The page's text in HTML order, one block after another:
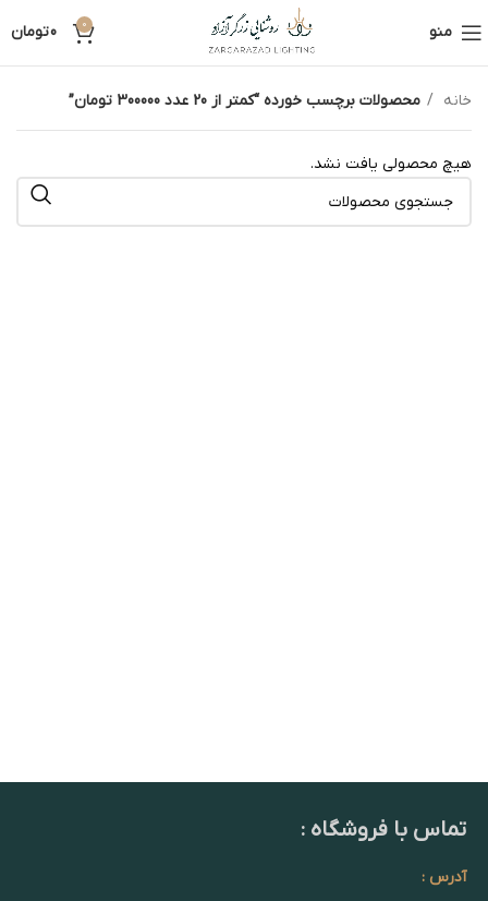
منو 0
0تومان
خانه محصولات برچسب خورده “کمتر از 20 عدد 300000 تومان”
هیچ محصولی یافت نشد.
تماس با فروشگاه :
آدرس :